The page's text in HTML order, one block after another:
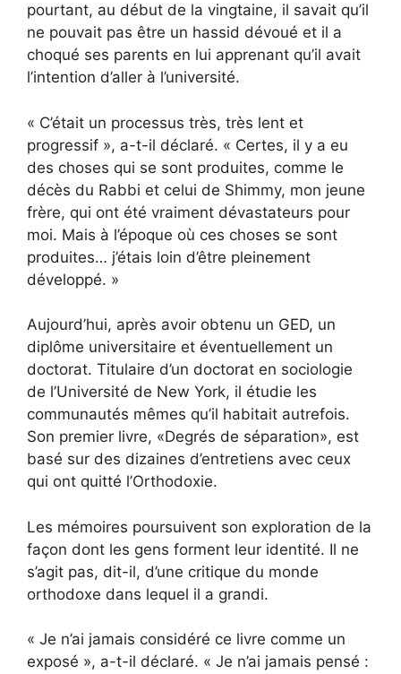
pourtant, au début de la vingtaine, il savait qu’il
ne pouvait pas être un hassid dévoué et il a
choqué ses parents en lui apprenant qu’il avait
l’intention d’aller à l’université.
« C’était un processus très, très lent et
progressif », a-t-il déclaré. « Certes, il y a eu
des choses qui se sont produites, comme le
décès du Rabbi et celui de Shimmy, mon jeune
frère, qui ont été vraiment dévastateurs pour
moi. Mais à l’époque où ces choses se sont
produites… j’étais loin d’être pleinement
développé. »
Aujourd’hui, après avoir obtenu un GED, un
diplôme universitaire et éventuellement un
doctorat. Titulaire d’un doctorat en sociologie
de l’Université de New York, il étudie les
communautés mêmes qu’il habitait autrefois.
Son premier livre, «Degrés de séparation», est
basé sur des dizaines d’entretiens avec ceux
qui ont quitté l’Orthodoxie.
Les mémoires poursuivent son exploration de la
façon dont les gens forment leur identité. Il ne
s’agit pas, dit-il, d’une critique du monde
orthodoxe dans lequel il a grandi.
« Je n’ai jamais considéré ce livre comme un
exposé », a-t-il déclaré. « Je n’ai jamais pensé :